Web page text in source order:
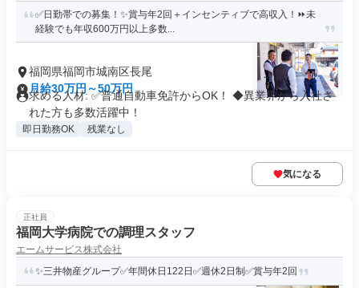
✅日勤帯での募集！✨賞与年2回＋インセンティブで高収入！⏩未
経験でも年収600万円以上多数...
福岡県福岡市城南区長尾
月給30万円～50万円
求める人材: ✅普通自動車免許からOK！ ◆異業界から入社さ
れた方も多数活躍中！
即日勤務OK 残業なし
気になる
正社員
福岡大学病院での調理スタッフ
エームサービス株式会社
✨三井物産グループ✅年間休日122日✅週休2日制✅賞与年2回